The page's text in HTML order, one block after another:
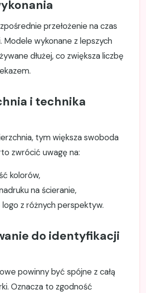
przełożenie na czas
Modele wykonane z lepszych
dłużej, co zwiększa liczbę
i technika
tym większa swoboda
zwrócić uwagę na:
kolorów,
na ścieranie,
z różnych perspektyw.
do identyfikacji
powinny być spójne z całą
Oznacza to zgodność